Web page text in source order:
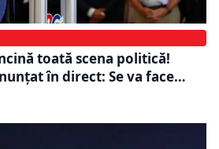
toată scena politică!
în direct: Se va face…